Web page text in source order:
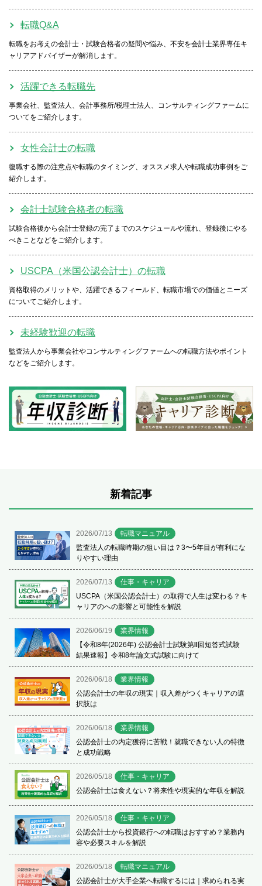
転職Q&A
転職をお考えの会計士・試験合格者の疑問や悩み、不安を会計士業界専任キ
ャリアアドバイザーが解消します。
活躍できる転職先
事業会社、監査法人、会計事務所/税理士法人、コンサルティングファームに
ついてをご紹介します。
女性会計士の転職
復職する際の注意点や転職のタイミング、オススメ求人や転職成功事例をご
紹介します。
会計士試験合格者の転職
試験合格後から会計士登録の完了までのスケジュールや流れ、登録後にやる
べきことなどをご紹介します。
USCPA（米国公認会計士）の転職
資格取得のメリットや、活躍できるフィールド、転職市場での価値とニーズ
についてご紹介します。
未経験歓迎の転職
監査法人から事業会社やコンサルティングファームへの転職方法やポイント
などをご紹介します。
新着記事
2026/07/13
転職マニュアル
監査法人の転職時期の狙い目は？3〜5年目が有利にな
りやすい理由
2026/07/13
仕事・キャリア
USCPA（米国公認会計士）の取得で人生は変わる？キ
ャリアのへの影響と可能性を解説
2026/06/19
業界情報
【令和8年(2026年) 公認会計士試験第Ⅱ回短答式試験
結果速報】令和8年論文式試験に向けて
2026/06/18
業界情報
公認会計士の年収の現実｜収入差がつくキャリアの選
択肢は
2026/06/18
業界情報
公認会計士の内定獲得に苦戦！就職できない人の特徴
と成功戦略
2026/05/18
仕事・キャリア
公認会計士は食えない？将来性や現実的な年収を解説
2026/05/18
仕事・キャリア
公認会計士から投資銀行への転職はおすすめ？業務内
容や必要スキルを解説
2026/05/18
転職マニュアル
公認会計士が大手企業へ転職するには｜求められる実